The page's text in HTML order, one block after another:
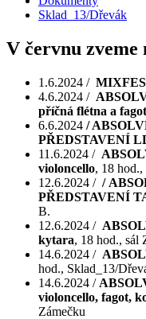
Sklad_13/Dřevák
V červnu
1.6.2024 /
4.6.2024 /
příčná flétna a fagot
6.6.2024 /
PŘEDSTAVENÍ
11.6.2024 /
violoncello, 18 hod.,
12.6.2024 / /
PŘEDSTAVENÍ
B.
12.6.2024 /
kytara, 18 hod., sál
14.6.2024 /
hod., Sklad_13/
14.6.2024 /
violoncello, fagot,
Zámečku